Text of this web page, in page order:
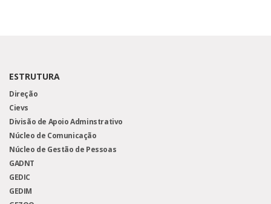
ESTRUTURA
Direção
Cievs
Divisão de Apoio Adminstrativo
Núcleo de Comunicação
Núcleo de Gestão de Pessoas
GADNT
GEDIC
GEDIM